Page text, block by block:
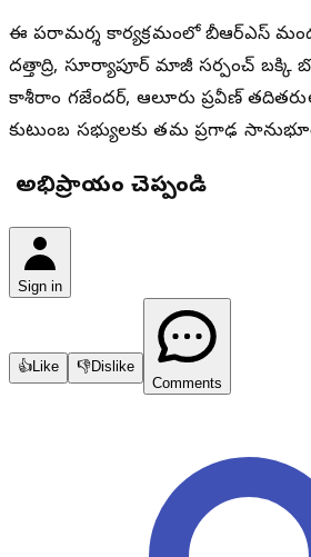
ఈ పరామర్శ కార్యక్రమంలో బీఆర్‌ఎస్
దత్తాద్రి, సూర్యాపూర్ మాజీ సర్పంచ్ బక్కి
కాశీరాం గజేందర్, ఆలూరు ప్రవీణ్
కుటుంబ సభ్యులకు తమ ప్రగాఢ
మీ అభిప్రాయం చెప్పండి
Sign in
👍Like 👎Dislike
Comments